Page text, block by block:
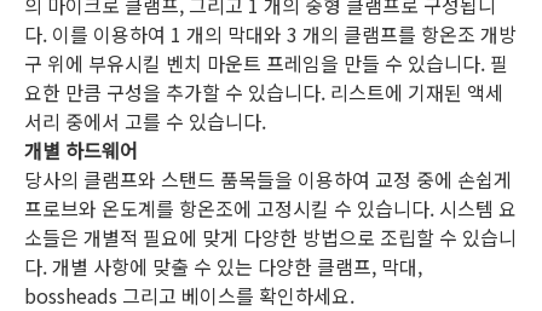
다. 이를 이용하여 1 개의 막대와 3 개의 클램프를 항온조 개방
구 위에 부유시킬 벤치 마운트 프레임을 만들 수 있습니다. 필
요한 만큼 구성을 추가할 수 있습니다. 리스트에 기재된 액세
서리 중에서 고를 수 있습니다.
개별 하드웨어
당사의 클램프와 스탠드 품목들을 이용하여 교정 중에 손쉽게
프로브와 온도계를 항온조에 고정시킬 수 있습니다. 시스템 요
소들은 개별적 필요에 맞게 다양한 방법으로 조립할 수 있습니
다. 개별 사항에 맞출 수 있는 다양한 클램프, 막대,
bossheads 그리고 베이스를 확인하세요.